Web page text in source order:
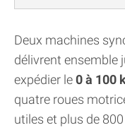
Deux machines
délivrent ensemble
expédier le0 à 100
quatre roues
utiles et plus de